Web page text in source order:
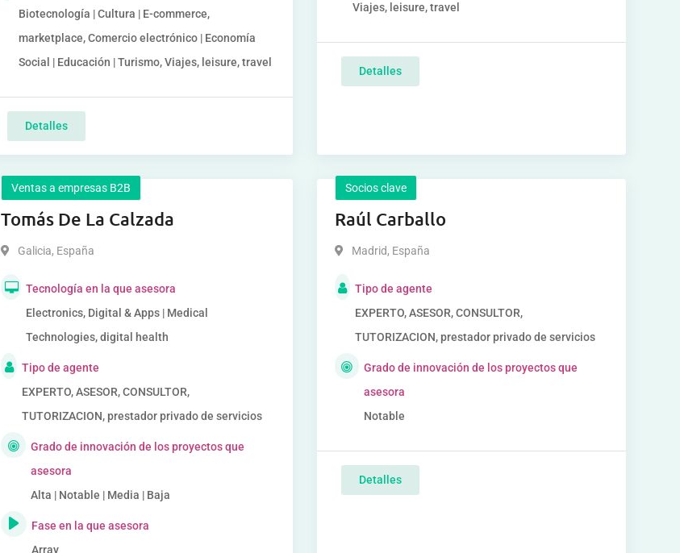
Biotecnología | Cultura | E-commerce,
marketplace, Comercio electrónico | Economía
Social | Educación | Turismo, Viajes, leisure, travel
Detalles
Viajes, leisure, travel
Detalles
Ventas a empresas B2B
Tomás De La Calzada
Galicia, España
Tecnología en la que asesora
Electronics, Digital & Apps | Medical
Technologies, digital health
Tipo de agente
EXPERTO, ASESOR, CONSULTOR,
TUTORIZACION, prestador privado de servicios
Grado de innovación de los proyectos que
asesora
Alta | Notable | Media | Baja
Fase en la que asesora
Array
Socios clave
Raúl Carballo
Madrid, España
Tipo de agente
EXPERTO, ASESOR, CONSULTOR,
TUTORIZACION, prestador privado de servicios
Grado de innovación de los proyectos que
asesora
Notable
Detalles